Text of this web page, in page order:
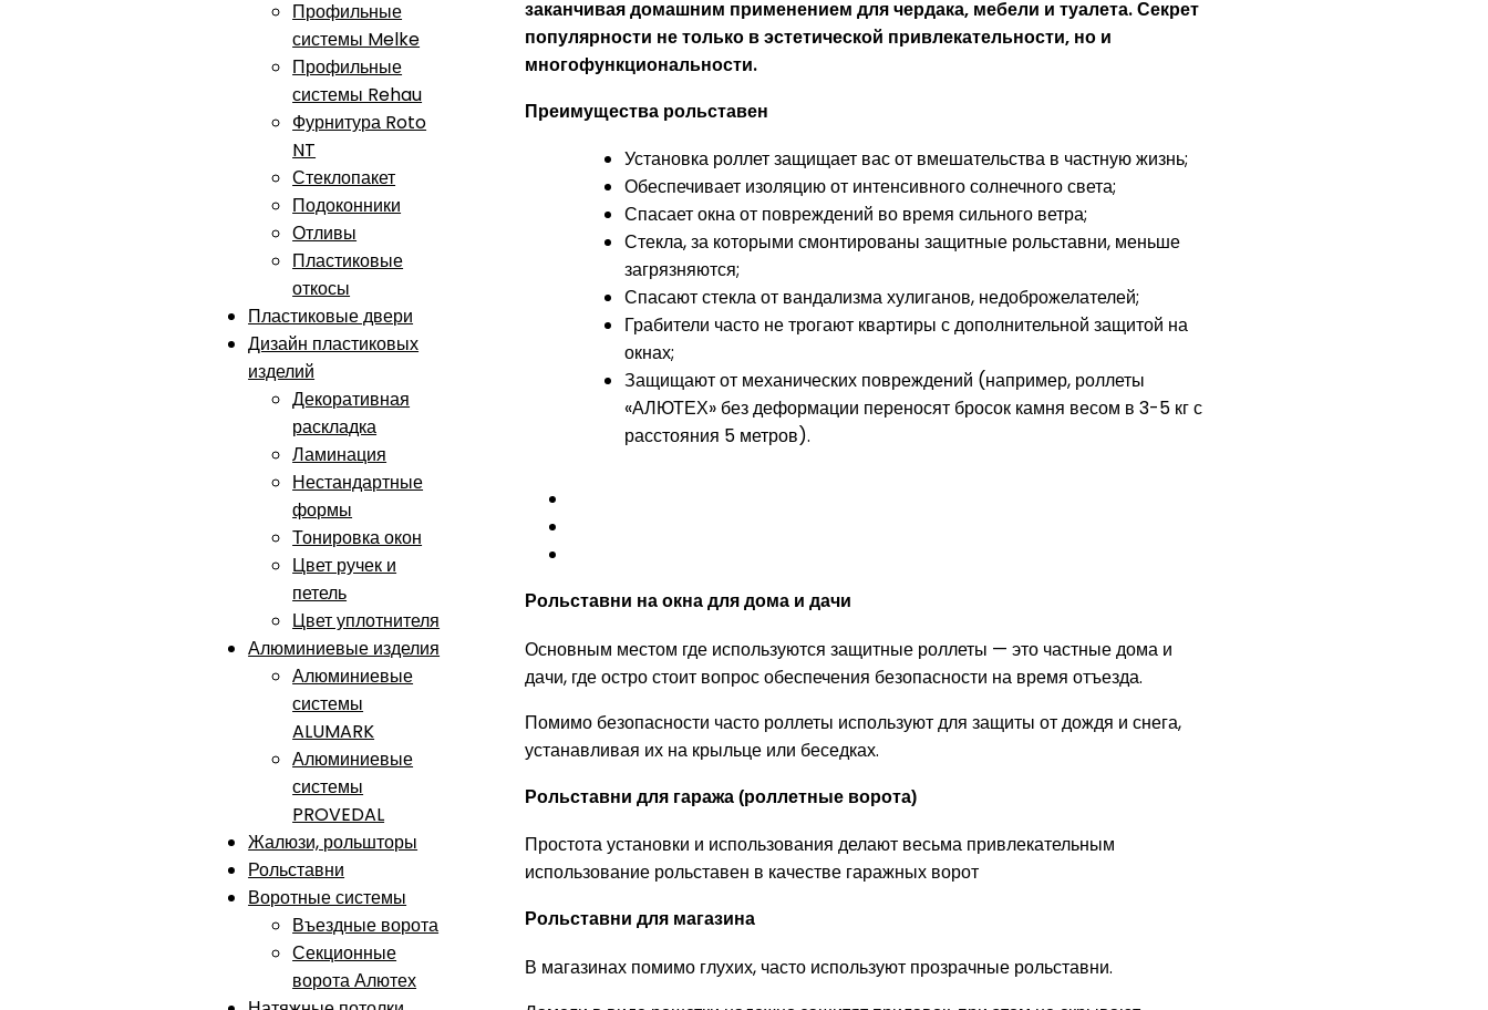
Профильные
системы Melke
Профильные
системы Rehau
Фурнитура Roto
NT
Стеклопакет
Подоконники
Отливы
Пластиковые
откосы
Пластиковые двери
Дизайн пластиковых
изделий
Декоративная
раскладка
Ламинация
Нестандартные
формы
Тонировка окон
Цвет ручек и
петель
Цвет уплотнителя
Алюминиевые изделия
Алюминиевые
системы
ALUMARK
Алюминиевые
системы
PROVEDAL
Жалюзи, рольшторы
Рольставни
Воротные системы
Въездные ворота
Секционные
ворота Алютех
заканчивая домашним применением для чердака, мебели и туалета. Секрет
популярности не только в эстетической привлекательности, но и
многофункциональности.
Преимущества рольставен
Установка роллет защищает вас от вмешательства в частную жизнь;
Обеспечивает изоляцию от интенсивного солнечного света;
Спасает окна от повреждений во время сильного ветра;
Стекла, за которыми смонтированы защитные рольставни, меньше
загрязняются;
Спасают стекла от вандализма хулиганов, недоброжелателей;
Грабители часто не трогают квартиры с дополнительной защитой на
окнах;
Защищают от механических повреждений (например, роллеты
«АЛЮТЕХ» без деформации переносят бросок камня весом в 3-5 кг с
расстояния 5 метров).
Рольставни на окна для дома и дачи
Основным местом где используются защитные роллеты — это частные дома и
дачи, где остро стоит вопрос обеспечения безопасности на время отъезда.
Помимо безопасности часто роллеты используют для защиты от дождя и снега,
устанавливая их на крыльце или беседках.
Рольставни для гаража (роллетные ворота)
Простота установки и использования делают весьма привлекательным
использование рольставен в качестве гаражных ворот
Рольставни для магазина
В магазинах помимо глухих, часто используют прозрачные рольставни.